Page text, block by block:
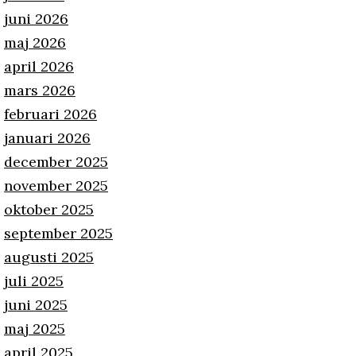
juni 2026
maj 2026
april 2026
mars 2026
februari 2026
januari 2026
december 2025
november 2025
oktober 2025
september 2025
augusti 2025
juli 2025
juni 2025
maj 2025